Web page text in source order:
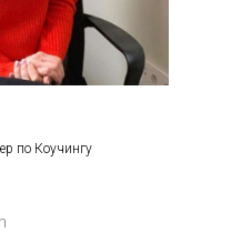
по Коучингу